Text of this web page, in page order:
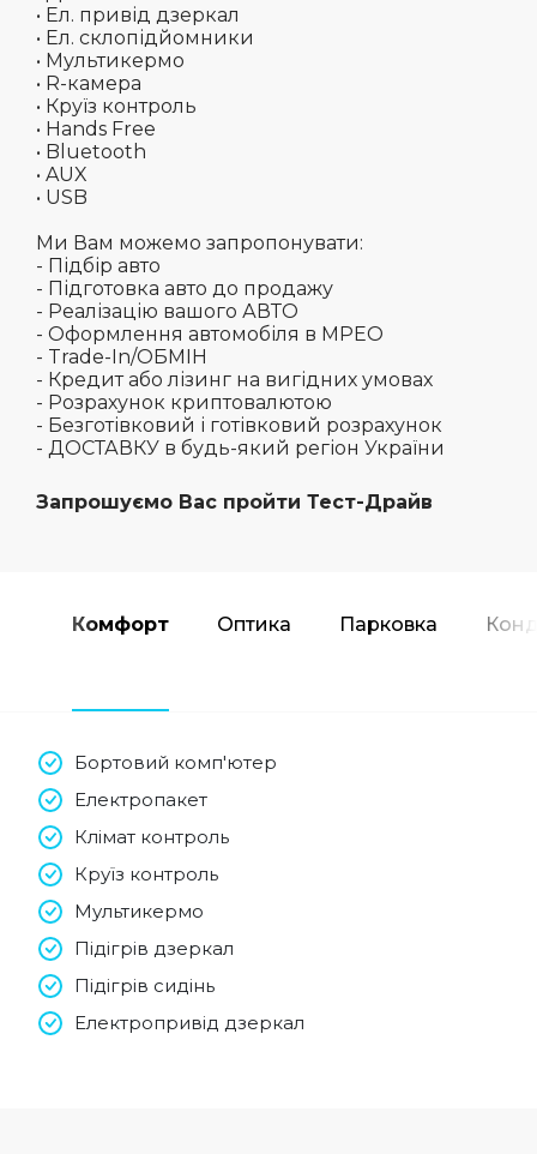
• Ел. привід дзеркал
• Ел. склопідйомники
• Мультикермо
• R-камера
• Круїз контроль
• Hands Free
• Bluetooth
• AUX
• USB
Ми Вам можемо запропонувати:
- Підбір авто
- Підготовка авто до продажу
- Реалізацію вашого АВТО
- Оформлення автомобіля в МРЕО
- Trade-In/ОБМІН
- Кредит або лізинг на вигідних умовах
- Розрахунок криптовалютою
- Безготівковий і готівковий розрахунок
- ДОСТАВКУ в будь-який регіон України
Запрошуємо Вас пройти Тест-Драйв
Комфорт Оптика Парковка
Бортовий комп'ютер
Електропакет
Клімат контроль
Круїз контроль
Мультикермо
Підігрів дзеркал
Підігрів сидінь
Електропривід дзеркал